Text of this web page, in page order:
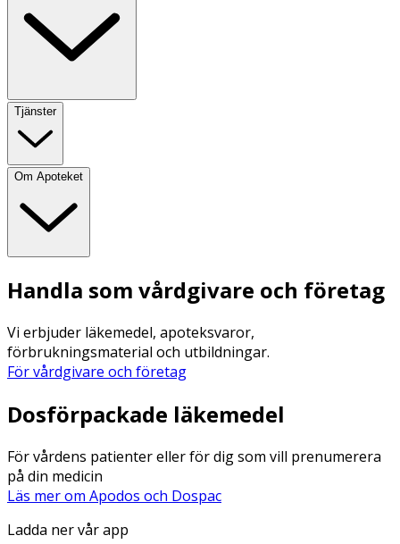
Tjänster
Om Apoteket
Handla som vårdgivare och företag
Vi erbjuder läkemedel, apoteksvaror,
förbrukningsmaterial och utbildningar.
För vårdgivare och företag
Dosförpackade läkemedel
För vårdens patienter eller för dig som vill prenumerera
på din medicin
Läs mer om Apodos och Dospac
Ladda ner vår app